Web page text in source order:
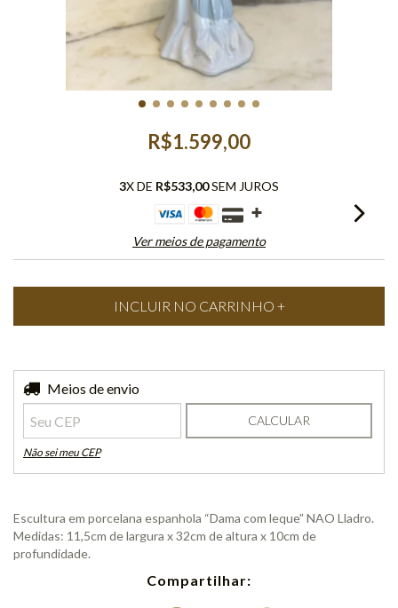
R$1.599,00
3X DE R$533,00SEM JUROS
Ver meios de pagamento
Entregas para o CEP:
Meios de envio
CALCULAR
Não sei meu CEP
Escultura em porcelana espanhola “Dama com leque” NAO Lladro.
Medidas: 11,5cm de largura x 32cm de altura x 10cm de
profundidade.
Compartilhar: